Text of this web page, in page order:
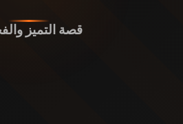
قصة التميز